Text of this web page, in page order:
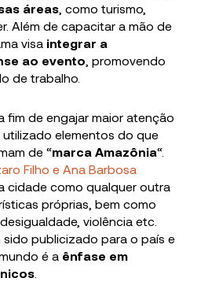
áreas , como turismo,
Além de capacitar a mão de
visa integrar a
ao evento , promovendo
de trabalho.
fim de engajar maior atenção
utilizado elementos do que
de “marca Amazônia“.
Filho e Ana Barbosa
cidade como qualquer outra
próprias, bem como
violência etc.
sido publicizado para o país e
é a ênfase em